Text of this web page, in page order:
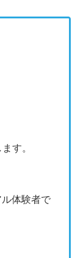
す。
体験者で